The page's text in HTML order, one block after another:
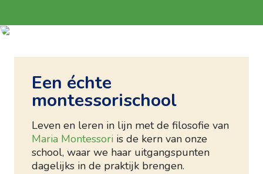
Een échte
montessorischool
Leven en leren in lijn met de filosofie van
Maria Montessori is de kern van onze
school, waar we haar uitgangspunten
dagelijks in de praktijk brengen.